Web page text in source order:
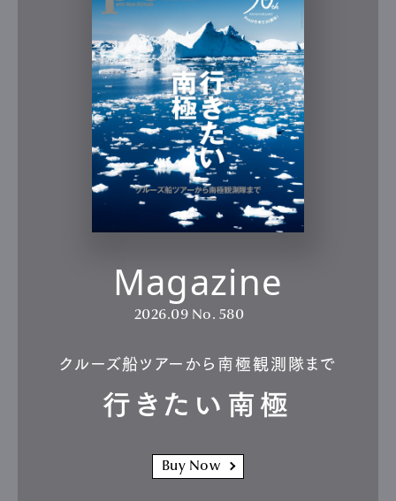
Magazine
2026.09 No. 580
クルーズ船ツアーから南極観測隊まで
行きたい南極
Buy Now